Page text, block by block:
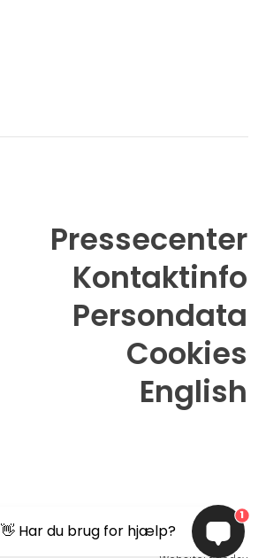
Pressecenter
Kontaktinfo
Persondata
Cookies
English
👋 Har du brug for hjælp?
1